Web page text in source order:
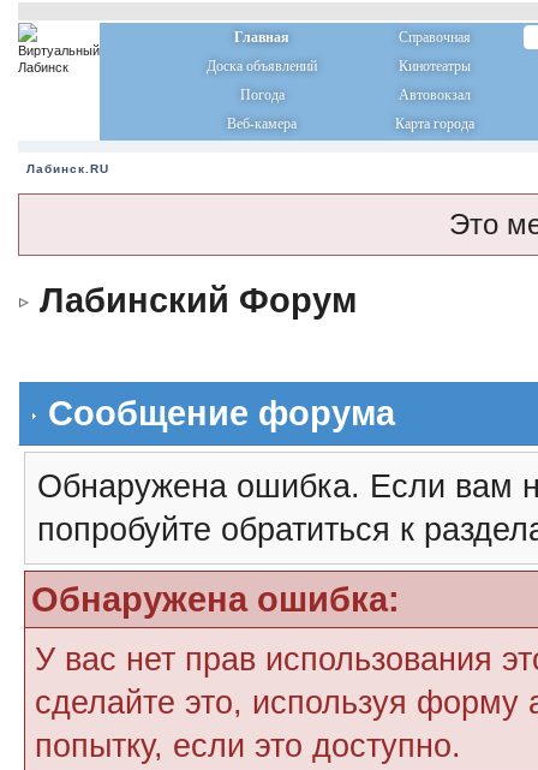
Главная
Справочная
Доска объявлений
Кинотеатры
Погода
Автовокзал
Веб-камера
Карта города
Лабинск.RU
Это
Лабинский Форум
Сообщение форума
Обнаружена ошибка. Если вам
попробуйте обратиться к
Обнаружена ошибка:
У вас нет прав использования
сделайте это, используя форму
попытку, если это доступно.